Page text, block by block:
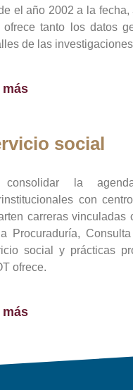
el año 2002 a la fecha,
ofrece tanto los datos
de las
más
social
la
con
carreras vinculadas
Procuraduría,
social y prácticas
ofrece.
más